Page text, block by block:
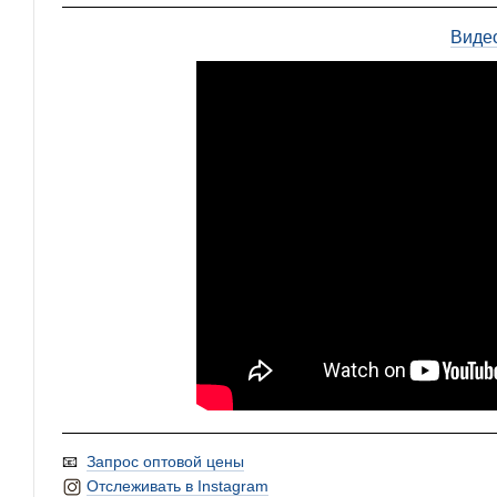
📧 Запрос оптовой цены
Отслеживать в Instagram